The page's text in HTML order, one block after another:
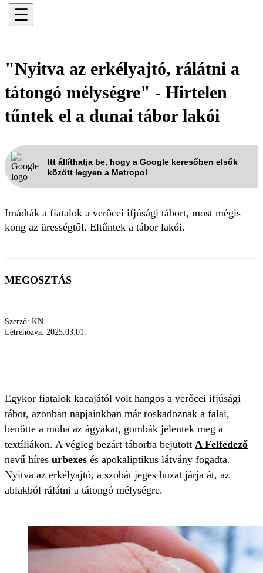
☰
"Nyitva az erkélyajtó, rálátni a
tátongó mélységre" - Hirtelen
tűntek el a dunai tábor lakói
Itt állíthatja be, hogy a Google keresőben elsők
között legyen a Metropol
Imádták a fiatalok a verőcei ifjúsági tábort, most mégis
kong az ürességtől. Eltűntek a tábor lakói.
MEGOSZTÁS
Szerző: KN
Létrehozva: 2025.03.01.
Egykor fiatalok kacajától volt hangos a verőcei ifjúsági
tábor, azonban napjainkban már roskadoznak a falai,
benőtte a moha az ágyakat, gombák jelentek meg a
textíliákon. A végleg bezárt táborba bejutott A Felfedező
nevű híres urbexes és apokaliptikus látvány fogadta.
Nyitva az erkélyajtó, a szobát jeges huzat járja át, az
ablakból rálátni a tátongó mélységre.